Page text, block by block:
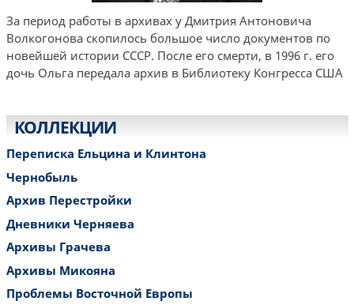
За период работы в архивах у Дмитрия Антоновича
Волкогонова скопилось большое число документов по
новейшей истории СССР. После его смерти, в 1996 г. его
дочь Ольга передала архив в Библиотеку Конгресса США
КОЛЛЕКЦИИ
Переписка Ельцина и Клинтона
Чернобыль
Архив Перестройки
Дневники Черняева
Архивы Грачева
Архивы Микояна
Проблемы Восточной Европы